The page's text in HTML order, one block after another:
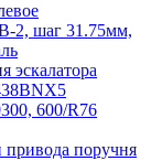
2, шаг 31.75мм,
эскалатора
600/R76
поручня